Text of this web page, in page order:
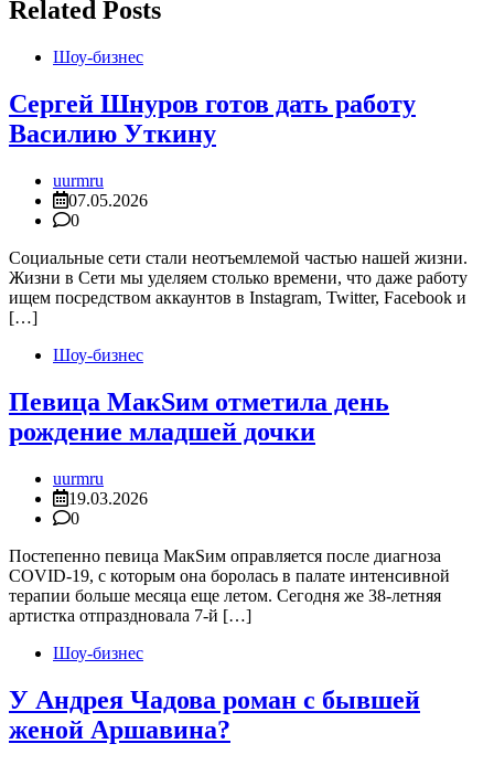
Related Posts
Шоу-бизнес
Сергей Шнуров готов дать работу
Василию Уткину
uurmru
07.05.2026
0
Социальные сети стали неотъемлемой частью нашей жизни.
Жизни в Сети мы уделяем столько времени, что даже работу
ищем посредством аккаунтов в Instagram, Twitter, Facebook и
[…]
Шоу-бизнес
Певица МакSим отметила день
рождение младшей дочки
uurmru
19.03.2026
0
Постепенно певица МакSим оправляется после диагноза
COVID-19, с которым она боролась в палате интенсивной
терапии больше месяца еще летом. Сегодня же 38-летняя
артистка отпраздновала 7-й […]
Шоу-бизнес
У Андрея Чадова роман с бывшей
женой Аршавина?